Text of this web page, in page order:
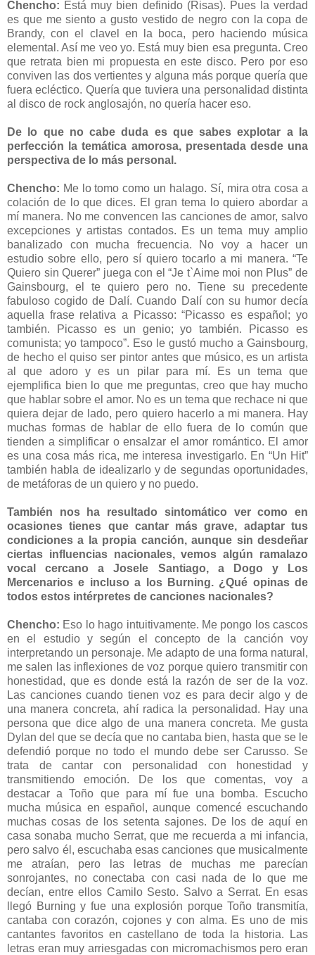
Chencho: Está muy bien definido (Risas). Pues la verdad
es que me siento a gusto vestido de negro con la copa de
Brandy, con el clavel en la boca, pero haciendo música
elemental. Así me veo yo. Está muy bien esa pregunta. Creo
que retrata bien mi propuesta en este disco. Pero por eso
conviven las dos vertientes y alguna más porque quería que
fuera ecléctico. Quería que tuviera una personalidad distinta
al disco de rock anglosajón, no quería hacer eso.
De lo que no cabe duda es que sabes explotar a la
perfección la temática amorosa, presentada desde una
perspectiva de lo más personal.
Chencho: Me lo tomo como un halago. Sí, mira otra cosa a
colación de lo que dices. El gran tema lo quiero abordar a
mí manera. No me convencen las canciones de amor, salvo
excepciones y artistas contados. Es un tema muy amplio
banalizado con mucha frecuencia. No voy a hacer un
estudio sobre ello, pero sí quiero tocarlo a mi manera. “Te
Quiero sin Querer” juega con el “Je t`Aime moi non Plus” de
Gainsbourg, el te quiero pero no. Tiene su precedente
fabuloso cogido de Dalí. Cuando Dalí con su humor decía
aquella frase relativa a Picasso: “Picasso es español; yo
también. Picasso es un genio; yo también. Picasso es
comunista; yo tampoco”. Eso le gustó mucho a Gainsbourg,
de hecho el quiso ser pintor antes que músico, es un artista
al que adoro y es un pilar para mí. Es un tema que
ejemplifica bien lo que me preguntas, creo que hay mucho
que hablar sobre el amor. No es un tema que rechace ni que
quiera dejar de lado, pero quiero hacerlo a mi manera. Hay
muchas formas de hablar de ello fuera de lo común que
tienden a simplificar o ensalzar el amor romántico. El amor
es una cosa más rica, me interesa investigarlo. En “Un Hit”
también habla de idealizarlo y de segundas oportunidades,
de metáforas de un quiero y no puedo.
También nos ha resultado sintomático ver como en
ocasiones tienes que cantar más grave, adaptar tus
condiciones a la propia canción, aunque sin desdeñar
ciertas influencias nacionales, vemos algún ramalazo
vocal cercano a Josele Santiago, a Dogo y Los
Mercenarios e incluso a los Burning. ¿Qué opinas de
todos estos intérpretes de canciones nacionales?
Chencho: Eso lo hago intuitivamente. Me pongo los cascos
en el estudio y según el concepto de la canción voy
interpretando un personaje. Me adapto de una forma natural,
me salen las inflexiones de voz porque quiero transmitir con
honestidad, que es donde está la razón de ser de la voz.
Las canciones cuando tienen voz es para decir algo y de
una manera concreta, ahí radica la personalidad. Hay una
persona que dice algo de una manera concreta. Me gusta
Dylan del que se decía que no cantaba bien, hasta que se le
defendió porque no todo el mundo debe ser Carusso. Se
trata de cantar con personalidad con honestidad y
transmitiendo emoción. De los que comentas, voy a
destacar a Toño que para mí fue una bomba. Escucho
mucha música en español, aunque comencé escuchando
muchas cosas de los setenta sajones. De los de aquí en
casa sonaba mucho Serrat, que me recuerda a mi infancia,
pero salvo él, escuchaba esas canciones que musicalmente
me atraían, pero las letras de muchas me parecían
sonrojantes, no conectaba con casi nada de lo que me
decían, entre ellos Camilo Sesto. Salvo a Serrat. En esas
llegó Burning y fue una explosión porque Toño transmitía,
cantaba con corazón, cojones y con alma. Es uno de mis
cantantes favoritos en castellano de toda la historia. Las
letras eran muy arriesgadas con micromachismos pero eran